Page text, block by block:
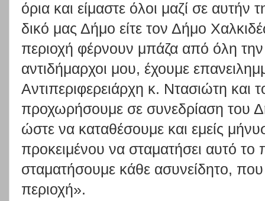
όρια και είμαστε όλοι μαζί σε αυτήν
δικό μας Δήμο είτε τον Δήμο
περιοχή φέρνουν μπάζα από όλη
αντιδήμαρχοι μου, έχουμε
Αντιπεριφερειάρχη κ. Ντασιώτη
προχωρήσουμε σε συνεδρίαση του
ώστε να καταθέσουμε και εμείς
προκειμένου να σταματήσει αυτό το
σταματήσουμε κάθε ασυνείδητο, που
περιοχή».